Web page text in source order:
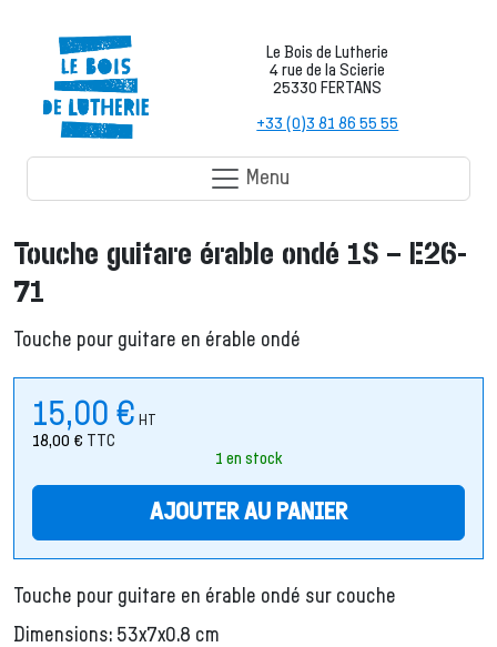
Le Bois de Lutherie
4 rue de la Scierie
25330 FERTANS
+33 (0)3 81 86 55 55
Menu
Touche guitare érable ondé 1S – E26-
71
Touche pour guitare en érable ondé
15,00 € HT
18,00 € TTC
1 en stock
AJOUTER AU PANIER
Touche pour guitare en érable ondé sur couche
Dimensions: 53x7x0.8 cm